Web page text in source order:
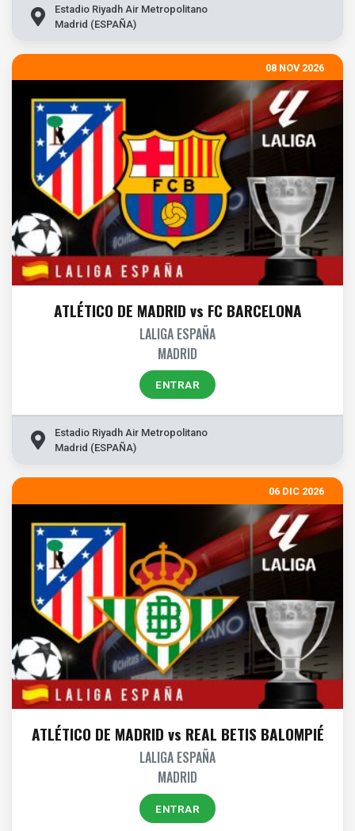
Estadio Riyadh Air Metropolitano
Madrid (ESPAÑA)
08 NOV 2026
ATLÉTICO DE MADRID vs FC BARCELONA
LALIGA ESPAÑA
MADRID
ENTRAR
Estadio Riyadh Air Metropolitano
Madrid (ESPAÑA)
06 DIC 2026
ATLÉTICO DE MADRID vs REAL BETIS BALOMPIÉ
LALIGA ESPAÑA
MADRID
ENTRAR